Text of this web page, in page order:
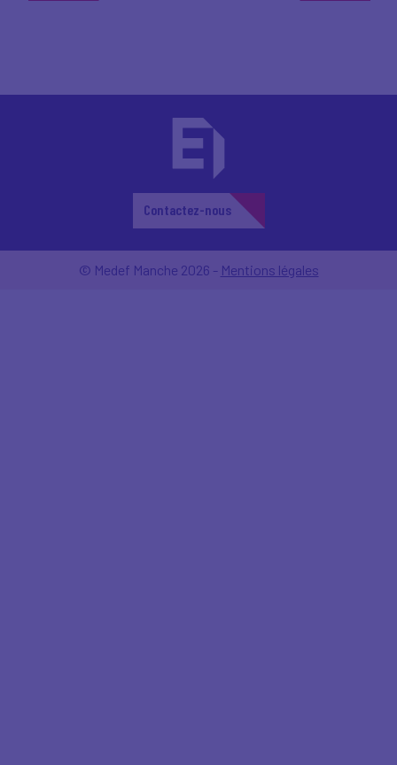
Contactez-nous
© Medef Manche 2026 - Mentions légales